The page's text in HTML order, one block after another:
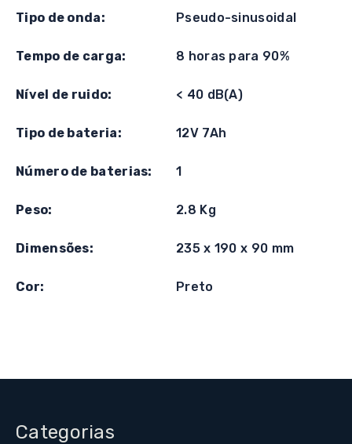
Tipo de onda: Pseudo-sinusoidal
Tempo de carga: 8 horas para 90%
Nível de ruido: < 40 dB(A)
Tipo de bateria: 12V 7Ah
Número de baterias: 1
Peso: 2.8 Kg
Dimensões: 235 x 190 x 90 mm
Cor: Preto
Categorias